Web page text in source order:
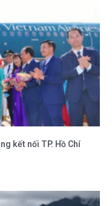
kết nối TP. Hồ Chí